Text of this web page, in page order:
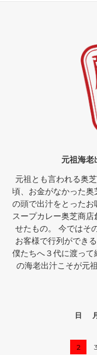
元祖海
元祖とも言われる奥
頃、お金がなかった
の頭で出汁をとったお
スープカレー奥芝商
せたもの。 今ではそ
お客様で行列ができ
僕たちへ３代に渡って
の海老出汁こそが元
日
2
3